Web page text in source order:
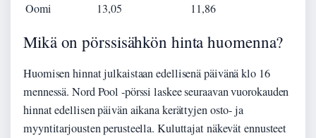
Oomi
13,05 11,86
Mikä on pörssisähkön hinta huomenna?
Huomisen hinnat julkaistaan edellisenä päivänä klo 16
mennessä. Nord Pool -pörssi laskee seuraavan vuorokauden
hinnat edellisen päivän aikana kerättyjen osto- ja
myyntitarjousten perusteella. Kuluttajat näkevät ennusteet